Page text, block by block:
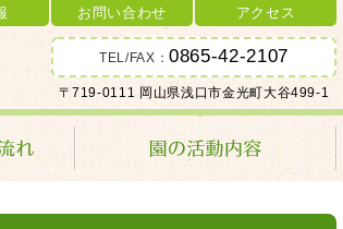
お問い合わせ アクセス
TEL/FAX：0865-42-2107
〒719-0111 岡山県浅口市金光町大谷499-1